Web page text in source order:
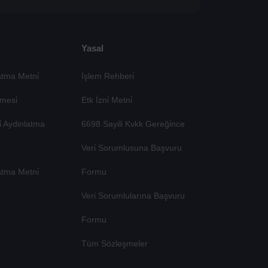
Metni̇
Aydinlatma
Metni̇
Yasal
İşlem Rehberi̇
Etk İzni̇ Metni̇
6698 Sayili Kvkk Gereği̇nce
Veri̇ Sorumlusuna Başvuru
Formu
Veri Sorumlularına Başvuru
Formu
Tüm Sözleşmeler